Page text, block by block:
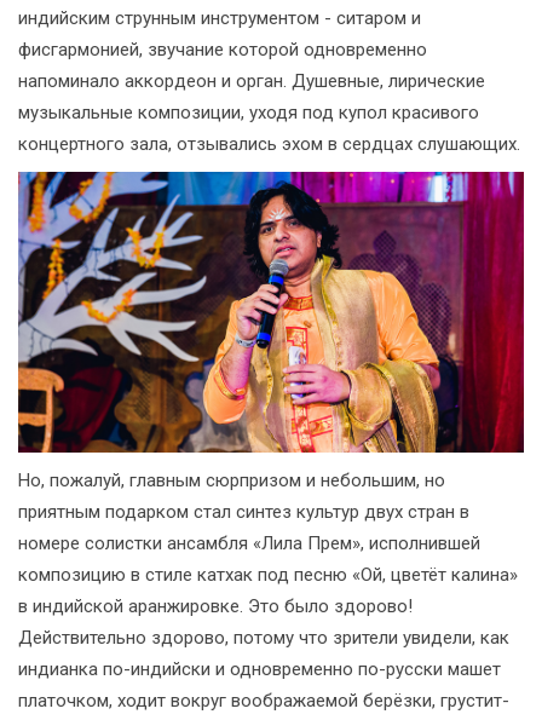
индийским струнным инструментом - ситаром и
фисгармонией, звучание которой одновременно
напоминало аккордеон и орган. Душевные, лирические
музыкальные композиции, уходя под купол красивого
концертного зала, отзывались эхом в сердцах слушающих.
Но, пожалуй, главным сюрпризом и небольшим, но
приятным подарком стал синтез культур двух стран в
номере солистки ансамбля «Лила Прем», исполнившей
композицию в стиле катхак под песню «Ой, цветёт калина»
в индийской аранжировке. Это было здорово!
Действительно здорово, потому что зрители увидели, как
индианка по-индийски и одновременно по-русски машет
платочком, ходит вокруг воображаемой берёзки, грустит-